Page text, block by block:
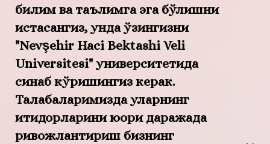
билим ва таълимга эга бўлишни
истасангиз, унда ўзингизни
"Nevşehir Haci Bektashi Veli
Universitesi" университетида
синаб кўришингиз керак.
Талабаларимизда уларнинг
иқтидорларини юқори даражада
ривожлантириш бизнинг